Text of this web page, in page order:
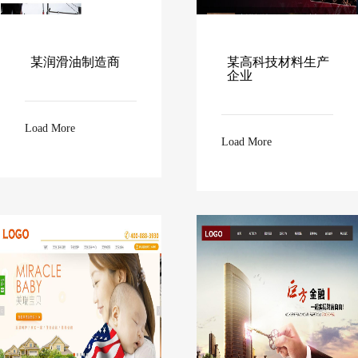
某润滑油制造商
Load More
某高科技材料生产
企业
Load More